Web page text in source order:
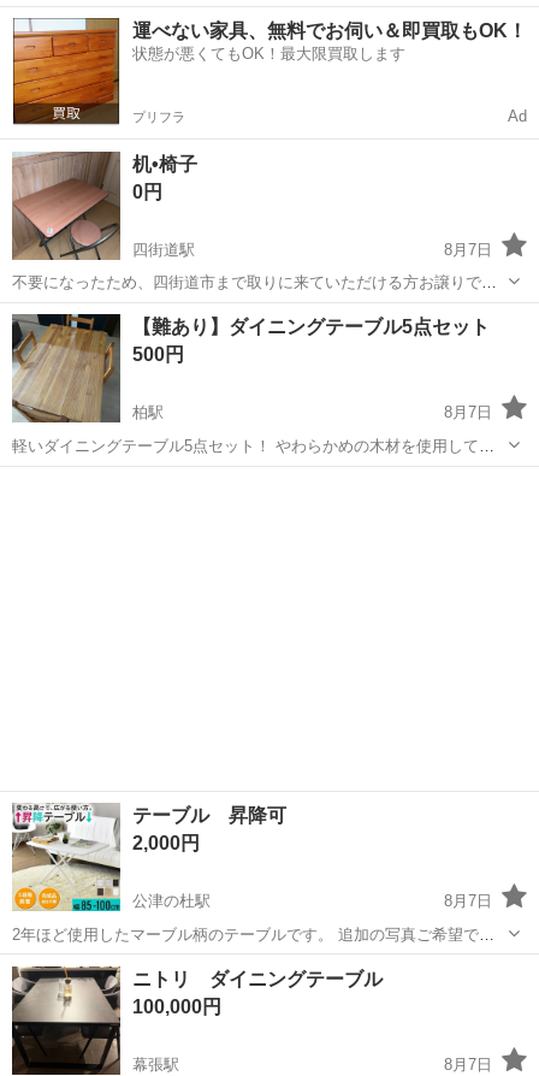
ュラルカラーの円形ダイニングテーブルです。 天板にはガラスで素敵
です。 どんな椅子にも合わせやすいナチュラルカラー 日常使いに適し
た仕様です。 -...
千葉 柏市 南柏駅 テーブル
運べない家具、無料でお伺い＆即買取もOK！
状態が悪くてもOK！最大限買取します
プリフラ Ad
机•椅子
0円
四街道駅
8月7日
不要になったため、四街道市まで取りに来ていただける方お譲りでき
る方を探しています。
千葉 四街道市 四街道駅 テーブル
【難あり】ダイニングテーブル5点セット
500円
柏駅
8月7日
軽いダイニングテーブル5点セット！ やわらかめの木材を使用してい
るようで、透明のマットをつけていても字を書いた跡が薄らあった
テーブル 昇降可
2,000円
公津の杜駅
8月7日
2年ほど使用したマーブル柄のテーブルです。 追加の写真ご希望であ
れば送ります。 8月中旬まで掲載しようと考えています。
千葉 成田市 公津の杜駅 テーブル
ニトリ ダイニングテーブル
100,000円
幕張駅
8月7日